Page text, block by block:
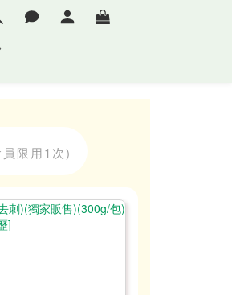
限用1次)